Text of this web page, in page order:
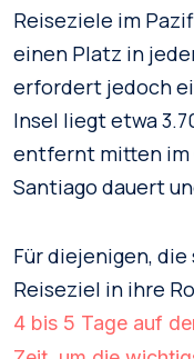
Reiseziele im
einen Platz in
erfordert jedoch
Insel liegt etwa
entfernt mitten im
Santiago dauert
Für diejenigen,
Reiseziel in ihre
4 bis 5 Tage auf